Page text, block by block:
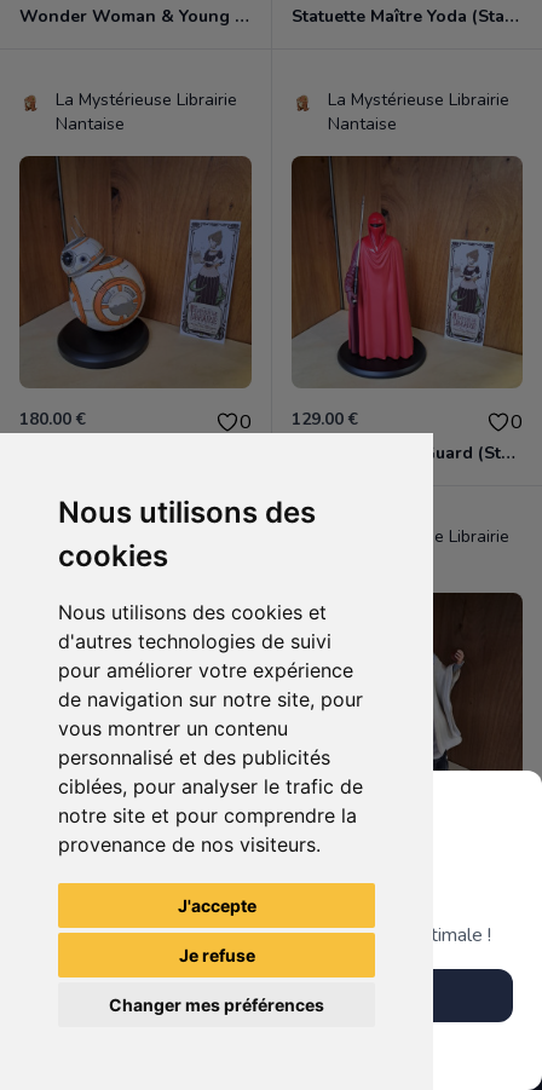
Nous utilisons des
cookies
Nous utilisons des cookies et
d'autres technologies de suivi
pour améliorer votre expérience
de navigation sur notre site, pour
vous montrer un contenu
personnalisé et des publicités
ciblées, pour analyser le trafic de
notre site et pour comprendre la
provenance de nos visiteurs.
J'accepte
Je refuse
Changer mes préférences
Wonder Woman & Young Diana (tirée de "Wonder Woman 1984") Statuette Maître Yoda (Star Wars).
La Mystérieuse Librairie
Nantaise
180.00 € 0
La Mystérieuse Librairie
Nantaise
129.00 € 0
Statuette Royal Guard (Star Wars).
Nantaise
99.90 € 0
Statuette Harley Quinn
La Mystérieuse Librairie
189.90 €
La Mystérieuse Librairie
Nantaise
La Mystérieuse Librairie
Grenier du Geek
Télécharge notre app pour une expérience optimale !
Télécharger l'app